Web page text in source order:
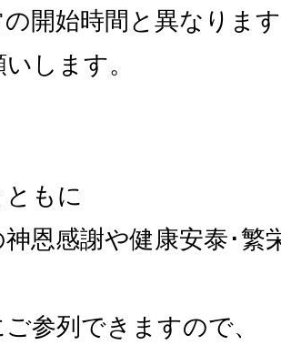
開始時間と異なりま
します。
もに
神恩感謝や健康安泰･繁
参列できますので、